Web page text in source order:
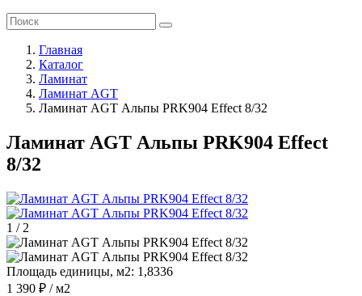
Главная
Каталог
Ламинат
Ламинат AGT
Ламинат AGT Альпы PRK904 Effect 8/32
Ламинат AGT Альпы PRK904 Effect
8/32
1 / 2
Площадь единицы, м2: 1,8336
1 390 ₽ / м2